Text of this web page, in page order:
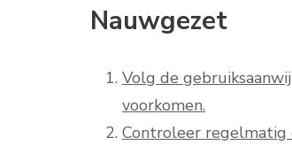
Nauwgezet
Volg de
voorkomen.
Controleer regelmatig